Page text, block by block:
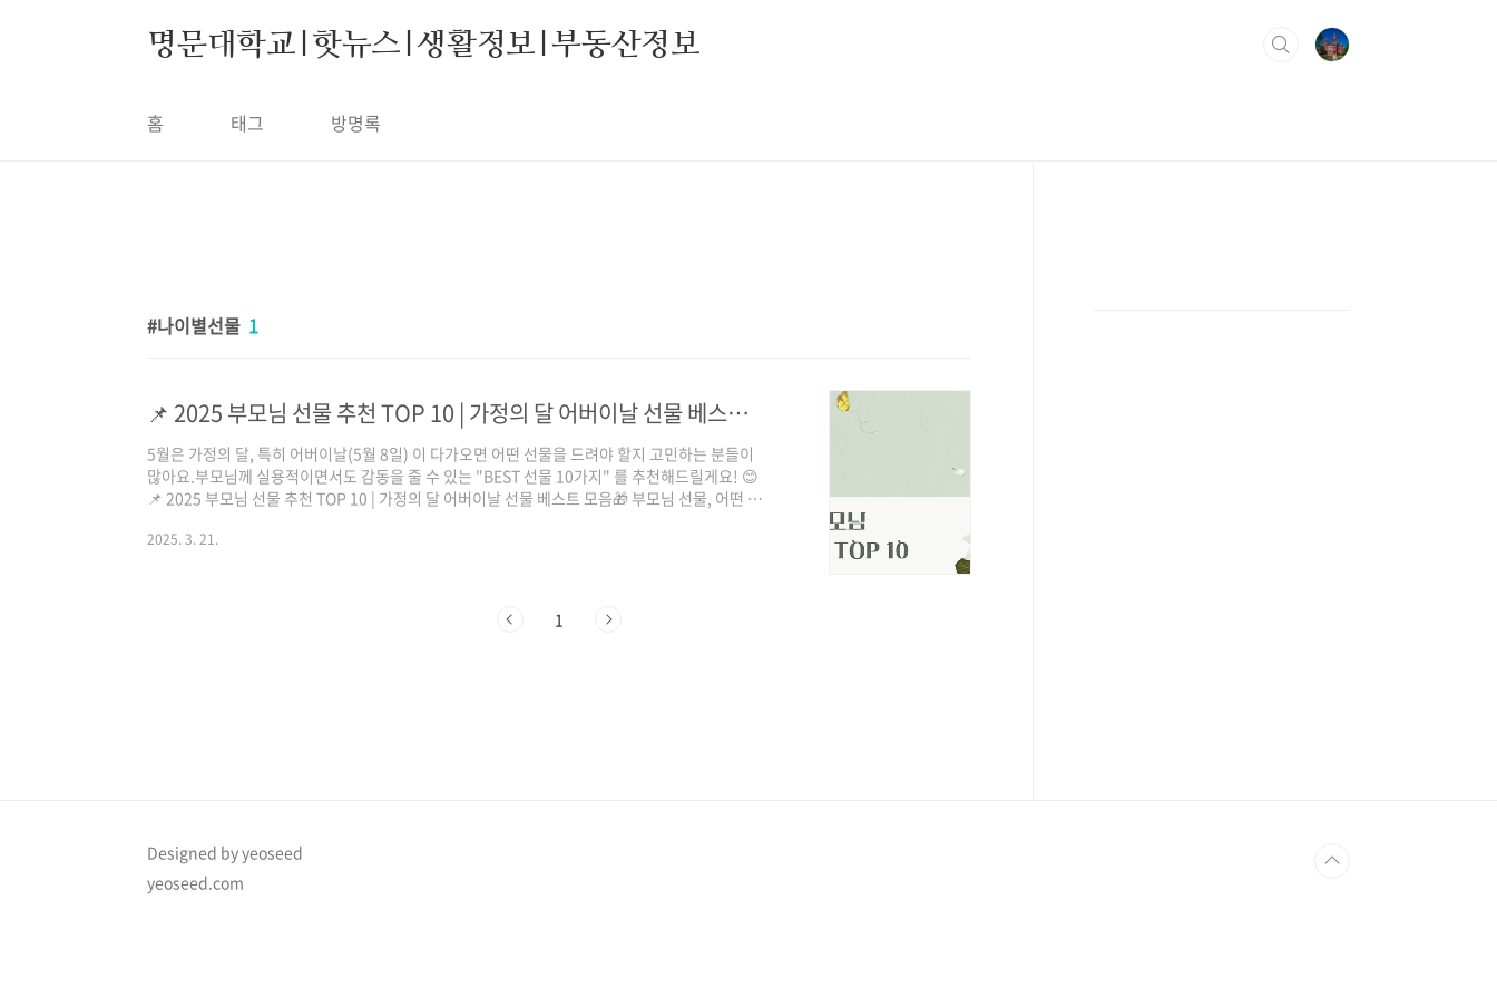
명문대학교|핫뉴스|생활정보|부동산정보
홈 태그 방명록
나이별선물 1
📌 2025 부모님 선물 추천 TOP 10 | 가정의 달 어버이날 선물 베스트 모음
5월은 가정의 달, 특히 어버이날(5월 8일) 이 다가오면 어떤 선물을 드려야 할지 고민하는 분들이
많아요.부모님께 실용적이면서도 감동을 줄 수 있는 "BEST 선물 10가지" 를 추천해드릴게요! 😊
📌 2025 부모님 선물 추천 TOP 10 | 가정의 달 어버이날 선물 베스트 모음🎁 부모님 선물, 어떤 게
민되시죠?2025년 최신 트렌드를 반영한 "부모님이 정말 좋아하시는 BEST 선물 10가지" 를 소개
2025. 3. 21.
1
Designed by yeoseed
yeoseed.com